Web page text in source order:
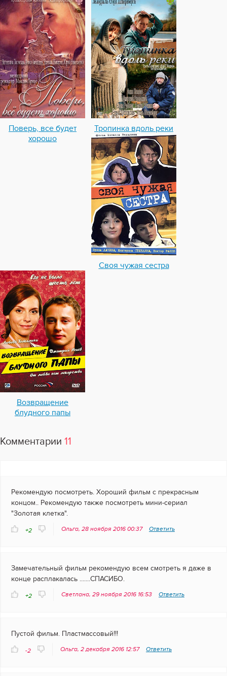
Поверь, все будет
хорошо
Тропинка вдоль реки
Своя чужая сестра
Возвращение
блудного папы
Комментарии 11
Рекомендую посмотреть. Хороший фильм с прекрасным
концом.. Рекомендую также посмотреть мини-сериал
"Золотая клетка".
+2 Ольга, 28 ноября 2016 00:37 Ответить
Замечательный фильм рекомендую всем смотреть я даже в
конце расплакалась .......СПАСИБО.
+2 Светлана, 29 ноября 2016 16:53 Ответить
Пустой фильм. Пластмассовый!!!
-2 Ольга, 2 декабря 2016 12:57 Ответить